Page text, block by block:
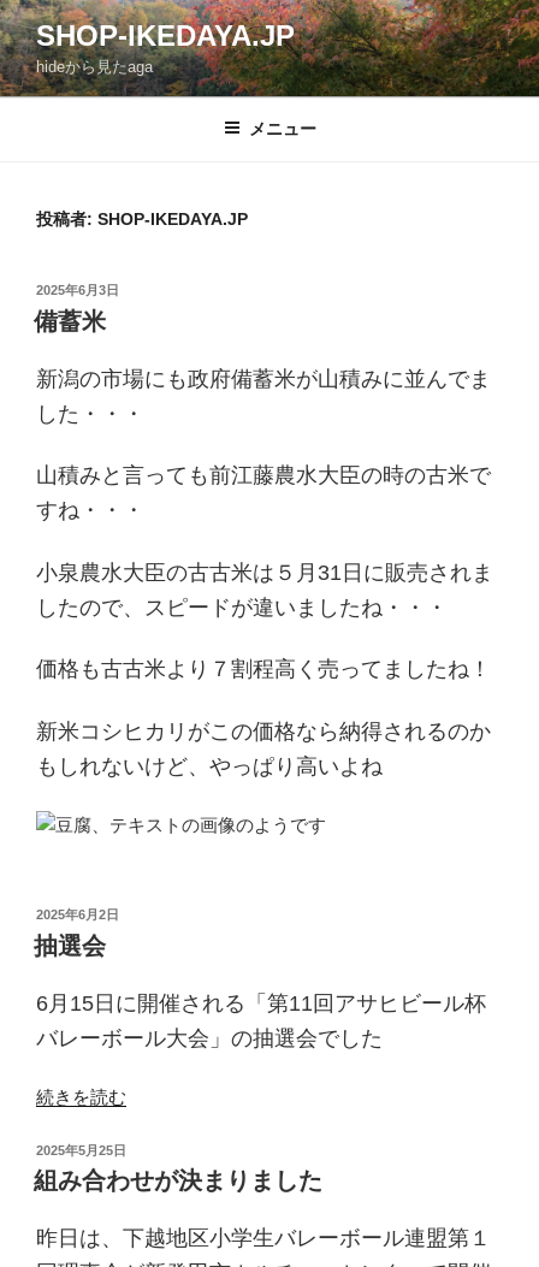
コ
ン
テ
ン
SHOP-IKEDAYA.JP
hideから見たaga
メニュー
投稿者: SHOP-IKEDAYA.JP
投
稿
日:
2025年6月3日
備蓄米
新潟の市場にも政府備蓄米が山積みに並んでま
した・・・
山積みと言っても前江藤農水大臣の時の古米で
すね・・・
小泉農水大臣の古古米は５月31日に販売されま
したので、スピードが違いましたね・・・
価格も古古米より７割程高く売ってましたね！
新米コシヒカリがこの価格なら納得されるのか
もしれないけど、やっぱり高いよね
投
稿
日:
2025年6月2日
抽選会
6月15日に開催される「第11回アサヒビール杯
バレーボール大会」の抽選会でした
“抽
会”
の
続きを読む
投
稿
日:
2025年5月25日
組み合わせが決まりました
昨日は、下越地区小学生バレーボール連盟第１